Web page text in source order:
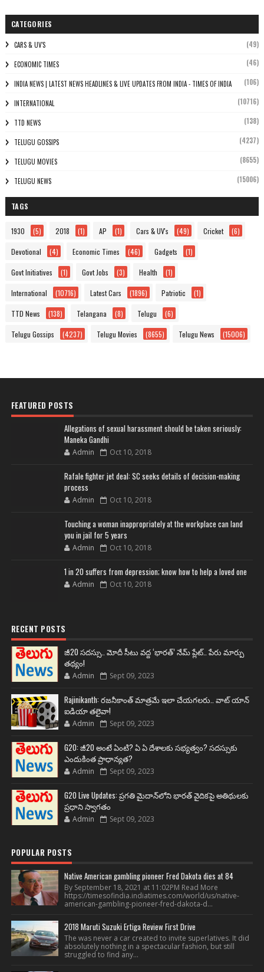
CATEGORIES
CARS & UV'S (49)
ECONOMIC TIMES (46)
INDIA NEWS | LATEST NEWS HEADLINES & LIVE UPDATES FROM INDIA - TIMES OF INDIA (106)
INTERNATIONAL (10716)
TTD NEWS (138)
TELUGU GOSSIPS (4237)
TELUGU MOVIES (8655)
TELUGU NEWS (15006)
TAGS
1930 (5) 2018 (1) AP (1) Cars & UV's (49) Cricket (6)
Devotional (4) Economic Times (46) Gadgets (1)
Govt Initiatives (1) Govt Jobs (3) Health (1)
International (10716) Latest Cars (1896) Patriotic (1)
TTD News (138) Telangana (8) Telugu (6)
Telugu Gossips (4237) Telugu Movies (8655) Telugu News (15006)
FEATURED POSTS
Allegations of sexual harassment should be taken seriously:
Maneka Gandhi
Admin Oct 10, 2018
Rafale fighter jet deal: SC seeks details of decision-making
process
Admin Oct 10, 2018
Touching a woman inappropriately at the workplace can land
you in jail for 5 years
Admin Oct 10, 2018
1 in 20 suffers from depression; know how to help a loved one
Admin Oct 10, 2018
RECENT POSTS
జీ20 సదస్సు.. మోదీ సీటు వద్ద ‘భారత్’ నేమ్ ప్లేట్‌.. పేరు మార్పు
తథ్యం!
Admin Sept 09, 2023
Rajinikanth: రజనీకాంత్ మాత్రమే ఇలా చేయగలరు.. వాట్ యాన్
ఐడియా తలైవా!
Admin Sept 09, 2023
G20: జీ20 అంటే ఏంటి? ఏ ఏ దేశాలకు సభ్యత్వం? సదస్సుకు
ఎందుకింత ప్రాధాన్యత?
Admin Sept 09, 2023
G20 Live Updates: ప్రగతి మైదాన్‌లోని భారత్ వైదికపై అతిథులకు
ప్రధాని స్వాగతం
Admin Sept 09, 2023
POPULAR POSTS
Native American gambling pioneer Fred Dakota dies at 84
By September 18, 2021 at 11:02PM Read More
https://timesofindia.indiatimes.com/world/us/native-
american-gambling-pioneer-fred-dakota-d...
2018 Maruti Suzuki Ertiga Review First Drive
The was never a car created to invite superlatives. It did
absolutely nothing in a spectacular fashion, but still
struggled to find any...